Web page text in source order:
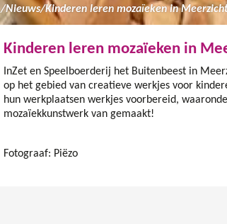
/Nieuws/Kinderen leren mozaïeken in
Kinderen leren mozaïeken in
InZet en Speelboerderij het Buitenbeest in
op het gebied van creatieve werkjes voor
hun werkplaatsen werkjes voorbereid,
mozaïekkunstwerk van gemaakt!
Fotograaf: Piëzo